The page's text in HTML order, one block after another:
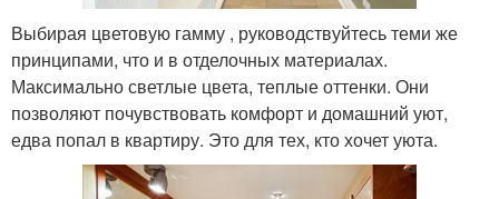
Выбирая цветовую гамму , руководствуйтесь теми же
принципами, что и в отделочных материалах.
Максимально светлые цвета, теплые оттенки. Они
позволяют почувствовать комфорт и домашний уют,
едва попал в квартиру. Это для тех, кто хочет уюта.